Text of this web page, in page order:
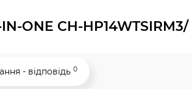
ONE CH-HP14WTSIRM3/
- відповідь 0